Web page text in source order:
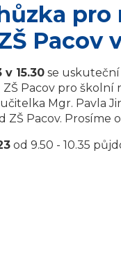
Pacov
v 15.30 se uskuteční
Pacov pro
Mgr. Pavla
ZŠ Pacov.
od 9.50 - 10.35